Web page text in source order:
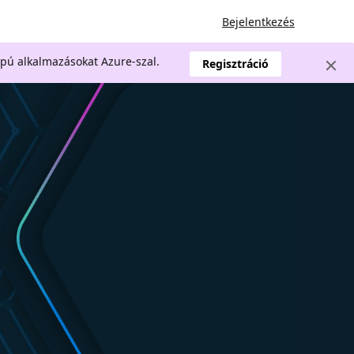
Bejelentkezés
alkalmazásokat Azure-szal. Regisztráció